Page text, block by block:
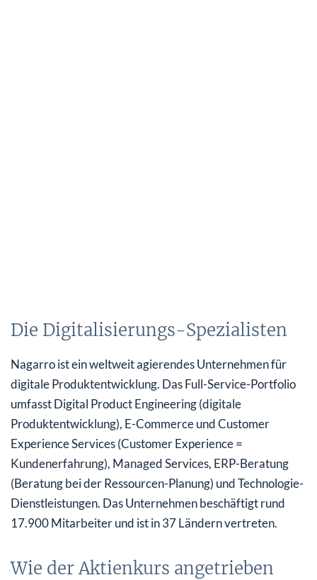
Die Digitalisierungs-Spezialisten
Nagarro ist ein weltweit agierendes Unternehmen für
digitale Produktentwicklung. Das Full-Service-Portfolio
umfasst Digital Product Engineering (digitale
Produktentwicklung), E-Commerce und Customer
Experience Services (Customer Experience =
Kundenerfahrung), Managed Services, ERP-Beratung
(Beratung bei der Ressourcen-Planung) und Technologie-
Dienstleistungen. Das Unternehmen beschäftigt rund
17.900 Mitarbeiter und ist in 37 Ländern vertreten.
Wie der Aktienkurs angetrieben